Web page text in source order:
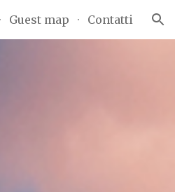
Guest map Contatti